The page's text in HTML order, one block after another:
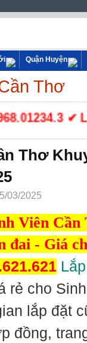
Quận Huyện
Thơ
✔
Thơ
03/2025
Viên Cần
đai - Giá
rẻ cho
lắp đặt
đồng,